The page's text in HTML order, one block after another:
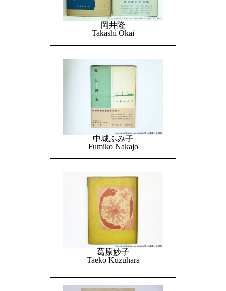
岡井隆
Takashi Okai
中城ふみ子
Fumiko Nakajo
葛原妙子
Taeko Kuzuhara